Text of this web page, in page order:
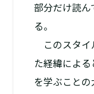
部分だけ読ん
る。
このスタイ
た経緯によ
を学ぶこと